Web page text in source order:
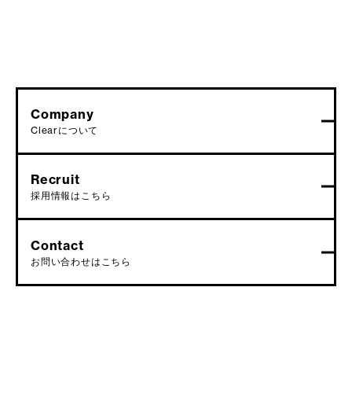
Company
Clearについて
Recruit
採用情報はこちら
Contact
お問い合わせはこちら